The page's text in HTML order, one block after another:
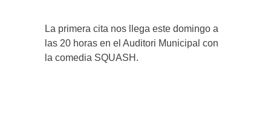
La primera cita nos llega este domingo a
las 20 horas en el Auditori Municipal con
la comedia SQUASH.